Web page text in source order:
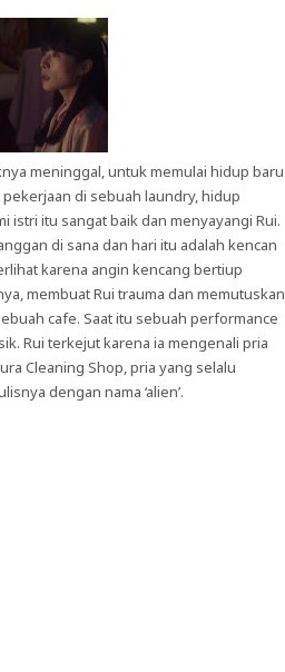
meninggal, untuk memulai hidup baru
di sebuah laundry, hidup
istri itu sangat baik dan menyayangi Rui.
di sana dan hari itu adalah kencan
karena angin kencang bertiup
membuat Rui trauma dan memutuskan
cafe. Saat itu sebuah performance
Rui terkejut karena ia mengenali pria
Cleaning Shop, pria yang selalu
dengan nama ‘alien’.